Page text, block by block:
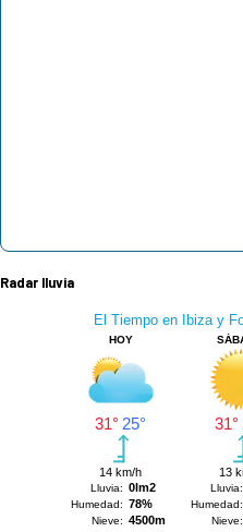
Radar lluvia